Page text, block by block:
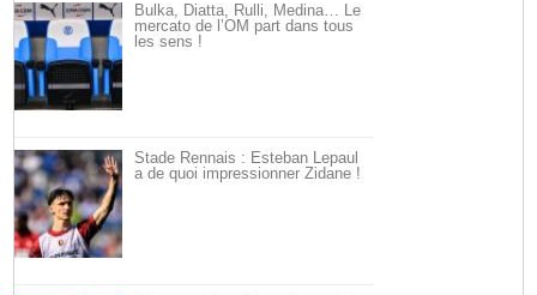
Bulka, Diatta, Rulli, Medina… Le
mercato de l’OM part dans tous
les sens !
Stade Rennais : Esteban Lepaul
a de quoi impressionner Zidane !